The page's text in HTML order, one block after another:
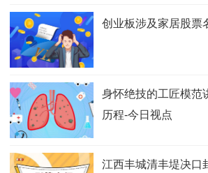
创业板涉及家居股票
身怀绝技的工匠模范
历程-今日视点
江西丰城清丰堤决口